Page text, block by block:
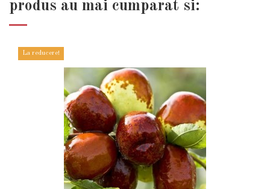
produs au mai cumparat si:
La reducere!